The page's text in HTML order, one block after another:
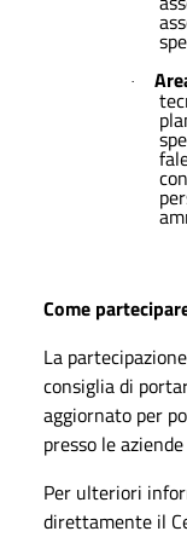
·
Come
La
consiglia di
aggiornato per
presso le
Per ulteriori
direttamente il